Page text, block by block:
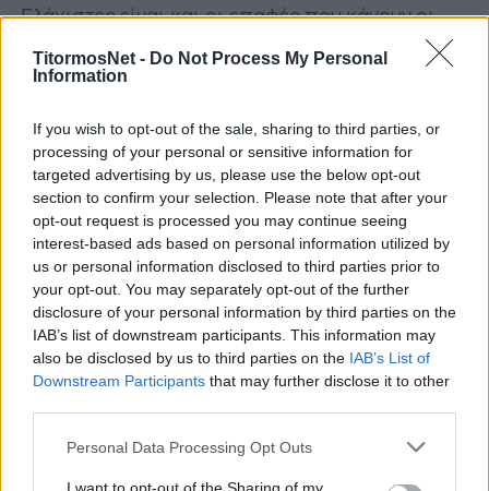
TitormosNet - Do Not Process My Personal
Information
If you wish to opt-out of the sale, sharing to third parties, or
processing of your personal or sensitive information for
targeted advertising by us, please use the below opt-out
section to confirm your selection. Please note that after your
opt-out request is processed you may continue seeing
interest-based ads based on personal information utilized by
us or personal information disclosed to third parties prior to
your opt-out. You may separately opt-out of the further
disclosure of your personal information by third parties on the
IAB’s list of downstream participants. This information may
also be disclosed by us to third parties on the IAB’s List of
Downstream Participants that may further disclose it to other
Personal Data Processing Opt Outs
Ελάχιστες είναι και οι επαφές που κάνουν οι
ιθύνοντες με μάνατζερ, ομάδες και
ποδοσφαιριστές σε σημείο που προκαλεί
ενδιαφερόμενος για την αγορά της ΠΑΕ. Οι
επαφές κρατούν εδώ και μέρες. Το αν θα βγει
λευκός καπνός, μένει να φανεί.
Υπάρχει, άλλωστε, και το πρόσφατο
παράδειγμα του Παναιτωλικού. Εκεί όπου η
οικογένεια Καμίνσκι πέρασε μέχρι και από την
ΕΕΑ, αλλά το deal ουδέποτε ολοκληρώθηκε.
Να σημειωθεί πως δεν αναμένεται να τραβήξει
για την επόμενη σεζόν.